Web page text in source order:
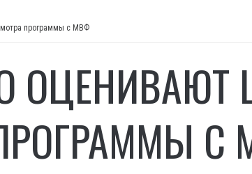
программы с МВФ
С